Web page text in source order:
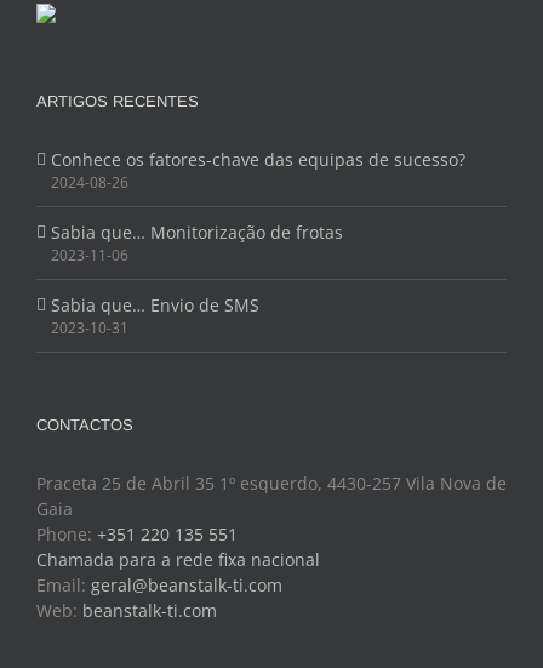
ARTIGOS RECENTES
Conhece os fatores-chave das equipas de sucesso?
2024-08-26
Sabia que… Monitorização de frotas
2023-11-06
Sabia que… Envio de SMS
2023-10-31
CONTACTOS
Praceta 25 de Abril 35 1º esquerdo, 4430-257 Vila Nova de
Gaia
Phone: +351 220 135 551
Chamada para a rede fixa nacional
Email: geral@beanstalk-ti.com
Web: beanstalk-ti.com